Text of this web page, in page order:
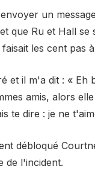
un
que Ru et Hall
les cent pas
et il m'a dit : « Eh
amis, alors
te dire : je ne
débloqué
de l'incident.